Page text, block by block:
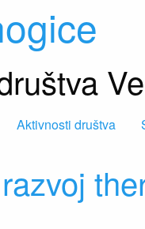
Aktivnosti društva